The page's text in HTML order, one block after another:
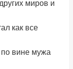
миров и
как все
вине мужа